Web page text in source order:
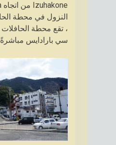
النزول في محطة
، تقع محطة الحافلات
سي بارادايس